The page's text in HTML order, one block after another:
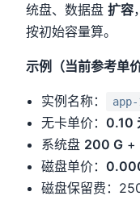
统盘、数据盘 扩容
按初始容量算。
示例（当前参考单价
实例名称：
无卡单价：0.10
系统盘 200 G +
磁盘单价：
磁盘保留费：